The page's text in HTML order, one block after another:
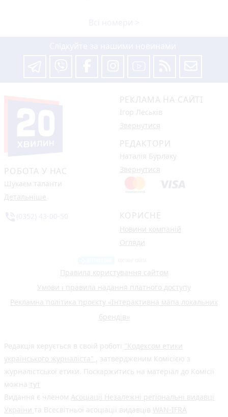
РОБОТА У НАС
Шукаєм таланти
Детальніше
РЕКЛАМА НА САЙТІ
Ігор Леськів
Звернутися
РЕДАКТОРИ
Наталія Бурлаку
Звернутися
КОРИСНЕ
Новини компаній
Огляди
Правила користування сайтом
Умови і правила надання платного доступу
Рекламна політика проєкту «Інтерактивна мапа локальних
брендів»
Редакція керується в своїй роботі "Кодексом етики
українського журналіста" , затвердженим Комісією з
журналістської етики. Поскаржитись на матеріал до Комісії
можна тут
Видання є членом Асоціації Незалежні регіональні видавці
України та Всесвітньої асоціації видавців WAN-IFRA